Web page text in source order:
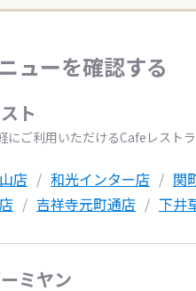
ューを確認する
ト
にご利用いただけるCafeレスト
店 和光インター店 関
吉祥寺元町通店 下井
ミヤン